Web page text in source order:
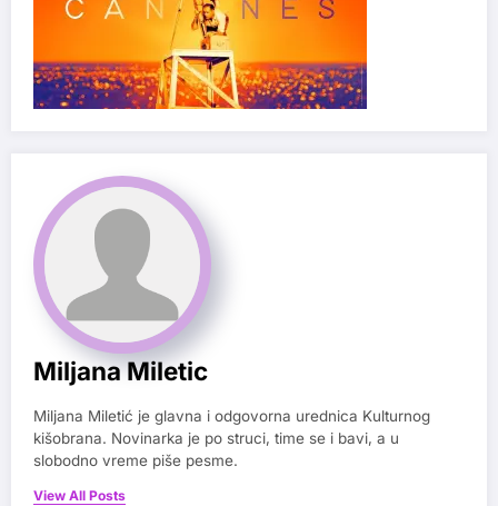
Miljana Miletic
Miljana Miletić je glavna i odgovorna urednica Kulturnog
kišobrana. Novinarka je po struci, time se i bavi, a u
slobodno vreme piše pesme.
View All Posts